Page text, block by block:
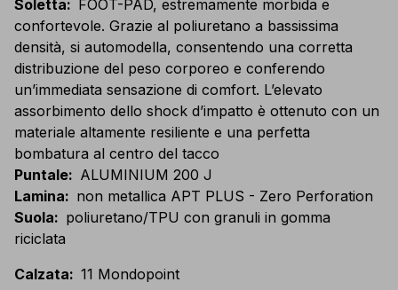
Soletta: FOOT-PAD, estremamente morbida e
confortevole. Grazie al poliuretano a bassissima
densità, si automodella, consentendo una corretta
distribuzione del peso corporeo e conferendo
un’immediata sensazione di comfort. L’elevato
assorbimento dello shock d’impatto è ottenuto con un
materiale altamente resiliente e una perfetta
bombatura al centro del tacco
Puntale: ALUMINIUM 200 J
Lamina: non metallica APT PLUS - Zero Perforation
Suola: poliuretano/TPU con granuli in gomma
riciclata
Calzata: 11 Mondopoint